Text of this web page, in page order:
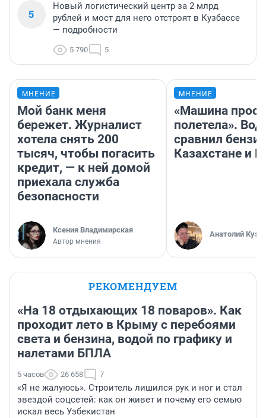
5
Новый логистический центр за 2 млрд
рублей и мост для него отстроят в Кузбассе
— подробности
5 790 5
МНЕНИЕ
Мой банк меня
бережет. Журналист
хотела снять 200
тысяч, чтобы погасить
кредит, — к ней домой
приехала служба
безопасности
Ксения Владимирская
Автор мнения
МНЕНИЕ
«Машина
полетела».
сравнил
Казахстане и
Анатолий
РЕКОМЕНДУЕМ
«На 18 отдыхающих 18 поваров». Как
проходит лето в Крыму с перебоями
света и бензина, водой по графику и
налетами БПЛА
5 часов 26 658 7
«Я не жалуюсь». Строитель лишился рук и ног и стал
звездой соцсетей: как он живет и почему его семью
искал весь Узбекистан